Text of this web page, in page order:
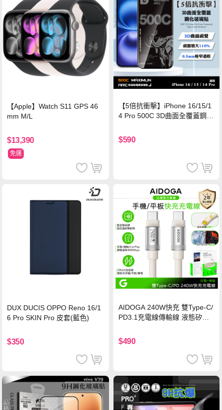
【Apple】Watch S11 GPS 46
mm M/L
$13,390
免運
【5倍抗衝擊】iPhone 16/15/1
4 Pro 500C 3D曲面全覆蓋鋼化
保護貼
$590
DUX DUCIS OPPO Reno 16/1
6 Pro SKIN Pro 皮套(藍色)
$350
AIDOGA 240W快充 雙Type-C/
PD3.1充電線傳輸線 液態矽膠
機/平板/筆電
$490